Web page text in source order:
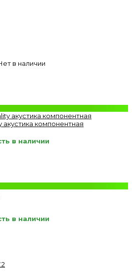
в наличии
акустика компонентная
в наличии
в наличии